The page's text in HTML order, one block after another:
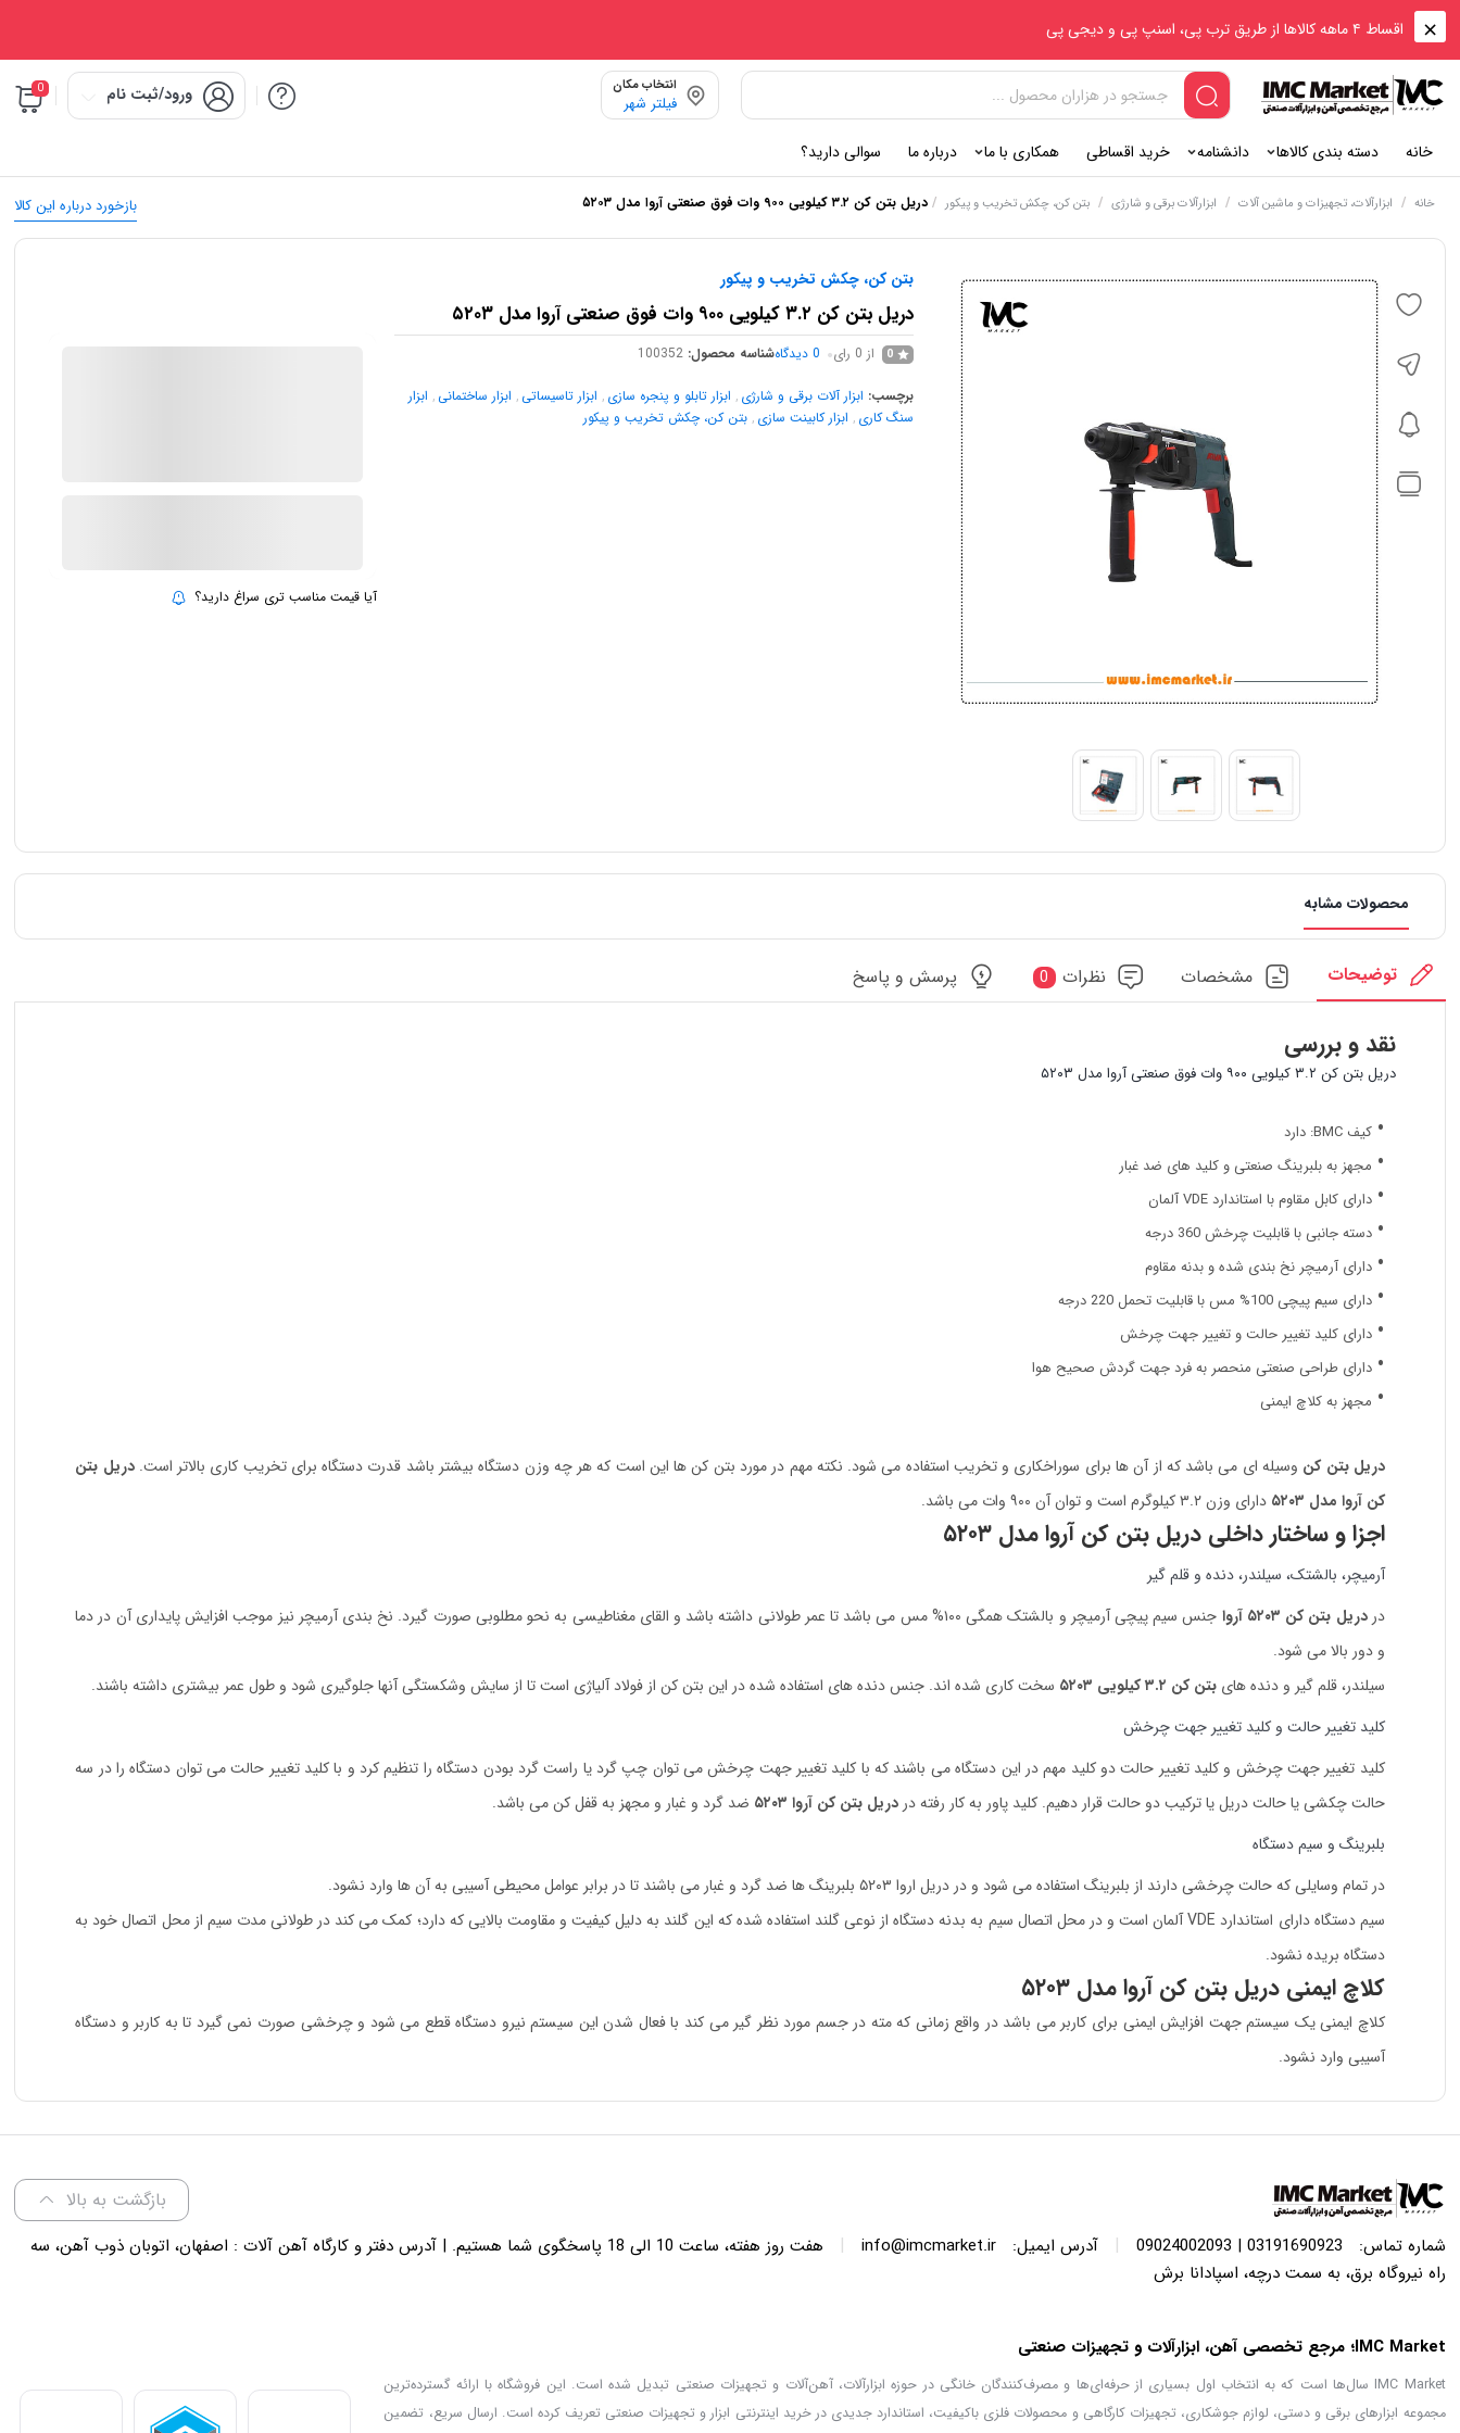
اقساط ۴ ماهه کالاها از طریق ترب پی، اسنپ پی و دیجی پی
انتخاب مکان
فیلتر شهر ورود/ثبت نام 0
خانه دسته بندی کالاها دانشنامه خرید اقساطی همکاری با ما درباره ما سوالی دارید؟
بازخورد درباره این کالا خانه / ابزارآلات، تجهیزات و ماشین آلات / ابزارآلات برقی و شارژی / بتن کن، چکش تخریب و پیکور /دریل بتن کن ۳.۲ کیلویی ۹۰۰ وات فوق صنعتی آروا مدل ۵۲۰۳
بتن کن، چکش تخریب و پیکور
دریل بتن کن ۳.۲ کیلویی ۹۰۰ وات فوق صنعتی آروا مدل ۵۲۰۳
0 از 0 رای 0 دیدگاهشناسه محصول:100352
برچسب: ابزار آلات برقی و شارژی , ابزار تابلو و پنجره سازی , ابزار تاسیساتی , ابزار ساختمانی , ابزار
سنگ کاری , ابزار کابینت سازی ,بتن کن، چکش تخریب و پیکور
آیا قیمت مناسب تری سراغ دارید؟
محصولات مشابه
توضیحات مشخصات نظرات 0 پرسش و پاسخ
نقد و بررسی
دریل بتن کن ۳.۲ کیلویی ۹۰۰ وات فوق صنعتی آروا مدل ۵۲۰۳
کیف BMC: دارد
مجهز به بلبرینگ صنعتی و کلید های ضد غبار
دارای کابل مقاوم با استاندارد VDE آلمان
دسته جانبی با قابلیت چرخش 360 درجه
دارای آرمیچر نخ بندی شده و بدنه مقاوم
دارای سیم پیچی 100% مس با قابلیت تحمل 220 درجه
دارای کلید تغییر حالت و تغییر جهت چرخش
دارای طراحی صنعتی منحصر به فرد جهت گردش صحیح هوا
مجهز به کلاچ ایمنی
دریل بتن کن وسیله ای می باشد که از آن ها برای سوراخکاری و تخریب استفاده می شود. نکته مهم در مورد بتن کن ها این است که هر چه وزن دستگاه بیشتر باشد قدرت دستگاه برای تخریب کاری بالاتر است.دریل بتن
کن آروا مدل ۵۲۰۳
دارای وزن ۳.۲ کیلوگرم است و توان آن ۹۰۰ وات می باشد.
اجزا و ساختار داخلی دریل بتن کن آروا مدل ۵۲۰۳
آرمیچر، بالشتک، سیلندر، دنده و قلم گیر
دردریل بتن کن ۵۲۰۳ آروا
جنس سیم پیچی آرمیچر و بالشتک همگی ۱۰۰% مس می باشد تا عمر طولانی داشته باشد و القای مغناطیسی به نحو مطلوبی صورت گیرد. نخ بندی آرمیچر نیز موجب افزایش پایداری آن در دما
و دور بالا می شود.
سیلندر، قلم گیر و دنده هایبتن کن ۳.۲ کیلویی ۵۲۰۳
سخت کاری شده اند. جنس دنده های استفاده شده در این بتن کن از فولاد آلیاژی است تا از سایش وشکستگی آنها جلوگیری شود و طول عمر بیشتری داشته باشند.
کلید تغییر حالت و کلید تغییر جهت چرخش
کلید تغییر جهت چرخش و کلید تغییر حالت دو کلید مهم در این دستگاه می باشند که با کلید تغییر جهت چرخش می توان چپ گرد یا راست گرد بودن دستگاه را تنظیم کرد و با کلید تغییر حالت می توان دستگاه را در سه
حالت چکشی یا حالت دریل یا ترکیب دو حالت قرار دهیم. کلید پاور به کار رفته دردریل بتن کن آروا ۵۲۰۳
ضد گرد و غبار و مجهز به قفل کن می باشد.
بلبرینگ و سیم دستگاه
در تمام وسایلی که حالت چرخشی دارند از بلبرینگ استفاده می شود و در دریل اروا ۵۲۰۳ بلبرینگ ها ضد گرد و غبار می باشند تا در برابر عوامل محیطی آسیبی به آن ها وارد نشود.
سیم دستگاه دارای استاندارد VDE آلمان است و در محل اتصال سیم به بدنه دستگاه از نوعی گلند استفاده شده که این گلند به دلیل کیفیت و مقاومت بالایی که دارد؛ کمک می کند در طولانی مدت سیم از محل اتصال خود به
دستگاه بریده نشود.
کلاچ ایمنی دریل بتن کن آروا مدل ۵۲۰۳
کلاچ ایمنی یک سیستم جهت افزایش ایمنی برای کاربر می باشد در واقع زمانی که مته در جسم مورد نظر گیر می کند با فعال شدن این سیستم نیرو دستگاه قطع می شود و چرخشی صورت نمی گیرد تا به کاربر و دستگاه
آسیبی وارد نشود.
بازگشت به بالا
شماره تماس: 03191690923 | 09024002093
| آدرس ایمیل: info@imcmarket.ir
|
هفت روز هفته، ساعت 10 الی 18 پاسخگوی شما هستیم. | آدرس دفتر و کارگاه آهن آلات : اصفهان، اتوبان ذوب آهن، سه
راه نیروگاه برق، به سمت درچه، اسپادانا برش
IMC Market؛ مرجع تخصصی آهن، ابزارآلات و تجهیزات صنعتی
IMC Market سال‌ها است که به انتخاب اول بسیاری از حرفه‌ای‌ها و مصرف‌کنندگان خانگی در حوزه ابزارآلات، آهن‌آلات و تجهیزات صنعتی تبدیل شده است. این فروشگاه با ارائه گسترده‌ترین
مجموعه ابزارهای برقی و دستی، لوازم جوشکاری، تجهیزات کارگاهی و محصولات فلزی باکیفیت، استاندارد جدیدی در خرید اینترنتی ابزار و تجهیزات صنعتی تعریف کرده است. ارسال سریع، تضمین